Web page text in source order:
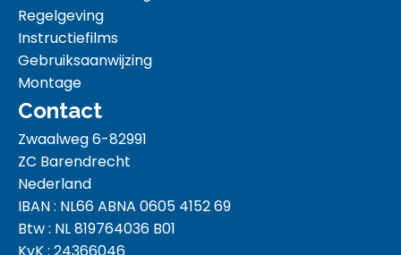
Regelgeving
Instructiefilms
Gebruiksaanwijzing
Montage
Contact
Zwaalweg 6-82991
ZC Barendrecht
Nederland
IBAN : NL66 ABNA 0605 4152 69
Btw : NL 819764036 B01
KvK : 24366046